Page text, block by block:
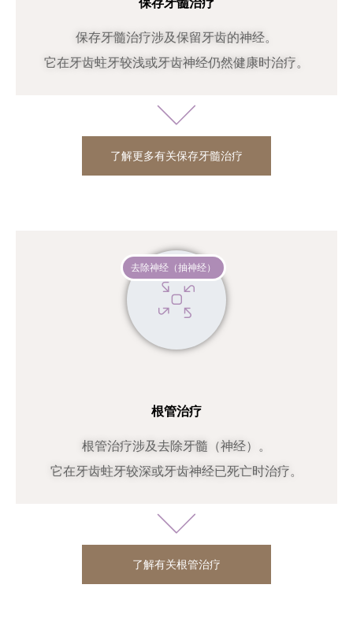
保存牙髓治疗
保存牙髓治疗涉及保留牙齿的神经。
它在牙齿蛀牙较浅或牙齿神经仍然健康时治疗。
了解更多有关保存牙髓治疗
去除神经（抽神经）
根管治疗
根管治疗涉及去除牙髓（神经）。
它在牙齿蛀牙较深或牙齿神经已死亡时治疗。
了解有关根管治疗